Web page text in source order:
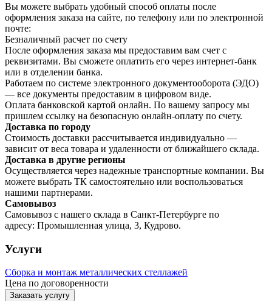
Вы можете выбрать удобный способ оплаты после
оформления заказа на сайте, по телефону или по электронной
почте:
Безналичный расчет по счету
После оформления заказа мы предоставим вам счет с
реквизитами. Вы сможете оплатить его через интернет-банк
или в отделении банка.
Работаем по системе электронного документооборота (ЭДО)
— все документы предоставим в цифровом виде.
Оплата банковской картой онлайн. По вашему запросу мы
пришлем ссылку на безопасную онлайн-оплату по счету.
Доставка по городу
Стоимость доставки рассчитывается индивидуально —
зависит от веса товара и удаленности от ближайшего склада.
Доставка в другие регионы
Осуществляется через надежные транспортные компании. Вы
можете выбрать ТК самостоятельно или воспользоваться
нашими партнерами.
Самовывоз
Самовывоз с нашего склада в Санкт-Петербурге по
адресу: Промышленная улица, 3, Кудрово.
Услуги
Сборка и монтаж металлических стеллажей
Цена по договоренности
Заказать услугу